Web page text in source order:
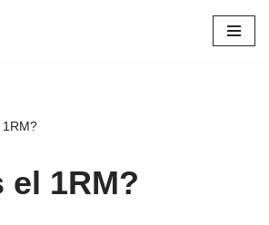
el 1RM?